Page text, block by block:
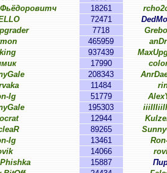
18261
72471
7718
465959
937439
17990
208343
11484
lg 51779
195303
12944
89265
lg 13461
14066
15887